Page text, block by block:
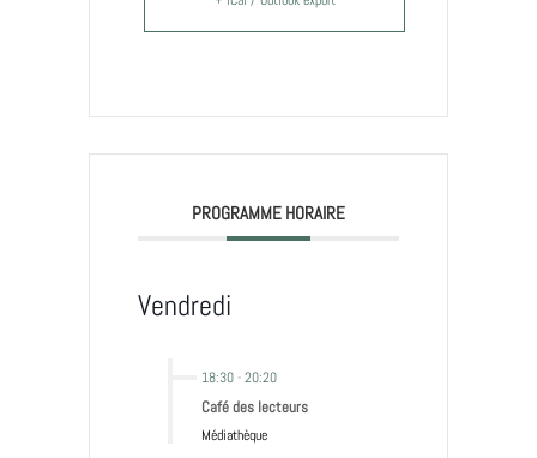
PROGRAMME HORAIRE
Vendredi
18:30 -20:20
Café des lecteurs
Médiathèque